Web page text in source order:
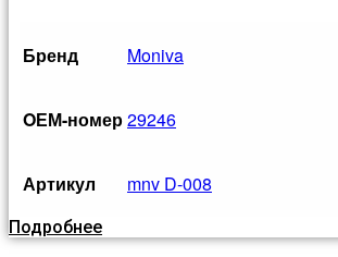
Бренд Moniva
OЕМ-номер29246
Артикул mnv D-008
Подробнее